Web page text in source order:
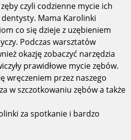
czyli codzienne mycie ich
Mama Karolinki
co się dzieje z uzębieniem
Podczas warsztatów
okazję zobaczyć narzędzia
prawidłowe mycie zębów.
wręczeniem przez naszego
w szczotkowaniu zębów a także
za spotkanie i bardzo